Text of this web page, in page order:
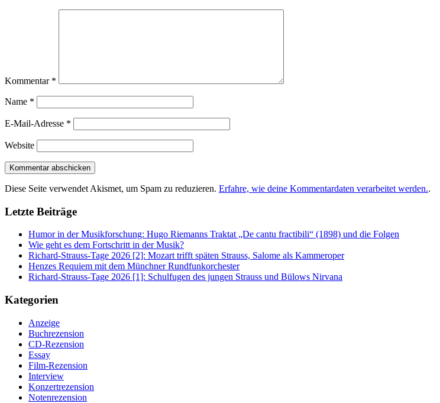
Kommentar *
Name *
E-Mail-Adresse *
Website
Diese Seite verwendet Akismet, um Spam zu reduzieren. Erfahre, wie deine Kommentardaten verarbeitet werden..
Letzte Beiträge
Humor in der Musikforschung: Hugo Riemanns Traktat „De cantu fractibili“ (1898) und die Folgen
Wie geht es dem Fortschritt in der Musik?
Richard-Strauss-Tage 2026 [2]: Mozart trifft späten Strauss, Salome als Kammeroper
Henzes Requiem mit dem Münchner Rundfunkorchester
Richard-Strauss-Tage 2026 [1]: Schulfugen des jungen Strauss und Bülows Nirvana
Kategorien
Anzeige
Buchrezension
CD-Rezension
Essay
Film-Rezension
Interview
Konzertrezension
Notenrezension